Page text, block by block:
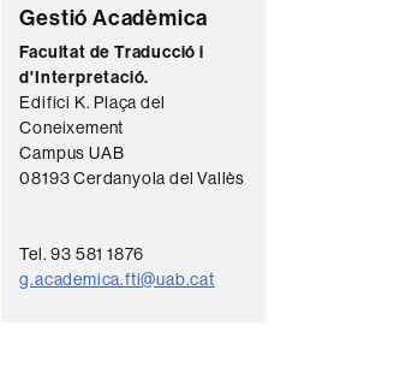
C
o
n
t
a
c
e
Gestió Acadèmica
Facultat de Traducció i
d'Interpretació.
Edifici K. Plaça del
Coneixement
Campus UAB
08193 Cerdanyola del Vallès
Tel. 93 581 1876
g.academica.fti@uab.cat